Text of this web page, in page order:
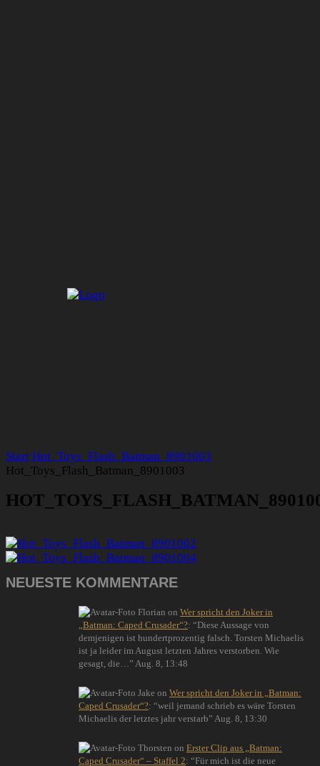
Start Hot_Toys_Flash_Batman_8901003
Hot_Toys_Flash_Batman_8901003
NEUESTE KOMMENTARE
Florian on Wer spricht den Joker in
„Batman: Caped Crusader“?: “Diese Aussage von
demjenigen ist hundertprozentig falsch. Torsten Michaelis
ist ja leider im August letzten Jahres verstorben. Wie
gesagt, die… ” Aug. 8, 13:48
Jake on Wer spricht den Joker in „Batman:
Caped Crusader“?: “weil jemand schrieb es wäre Torsten
Michaelis der letztes jahr verstarb” Aug. 8, 13:30
Thorsten on Erster Clip aus „Batman:
Caped Crusader“ – Staffel 2: “Für mich ist die neue